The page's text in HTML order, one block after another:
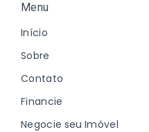
Menu
Início
Sobre
Contato
Financie
Negocie seu Imóvel